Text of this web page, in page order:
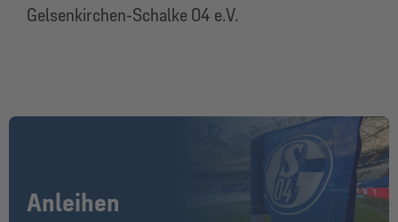
Gelsenkirchen-Schalke 04 e.V.
Anleihen